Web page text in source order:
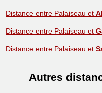
Distance entre Palaiseau et
Distance entre Palaiseau et
Distance entre Palaiseau et
Autres